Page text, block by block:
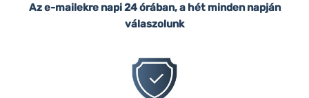
Az e-mailekre napi 24 órában, a hét minden napján
válaszolunk